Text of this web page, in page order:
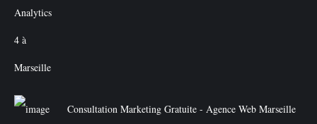
Consultation Marketing Gratuite - Agence Web Marseille